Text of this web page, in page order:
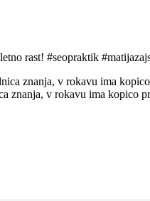
rast! #seopraktik
znanja, v rokavu ima kopico